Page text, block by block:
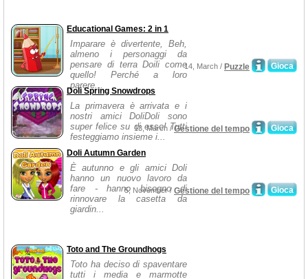
Educational Games: 2 in 1
Imparare è divertente, Beh,
almeno i personaggi da
pensare di terra Doili come
quello! Perché a loro
parere...
Gioca
14, March / Puzzle
Doli Spring Snowdrops
La primavera è arrivata e i
nostri amici DoliDoli sono
super felice su di esso! Tutti
festeggiamo insieme i...
Gioca
13, March /Gestione del tempo
Doli Autumn Garden
È autunno e gli amici Doli
hanno un nuovo lavoro da
fare - hanno bisogno di
rinnovare la casetta da
giardin...
Gioca
5, November / Gestione del tempo
Toto and The Groundhogs
Toto ha deciso di spaventare
tutti i media e marmotte